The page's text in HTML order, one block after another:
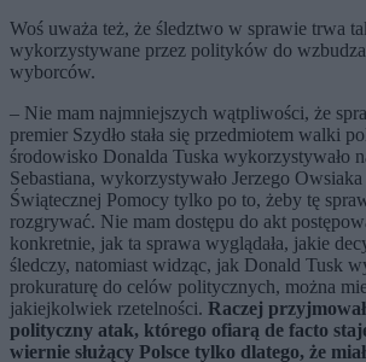
Woś uważa też, że śledztwo w sprawie trwa
wykorzystywane przez polityków do
wyborców.
– Nie mam najmniejszych wątpliwości, że
premier Szydło stała się przedmiotem walki
środowisko Donalda Tuska wykorzystywało
Sebastiana, wykorzystywało Jerzego
Świątecznej Pomocy tylko po to, żeby tę
rozgrywać. Nie mam dostępu do akt
konkretnie, jak ta sprawa wyglądała, jakie
śledczy, natomiast widząc, jak Donald Tusk
prokuraturę do celów politycznych, można
jakiejkolwiek rzetelności. Raczej
polityczny atak, którego ofiarą de facto
wiernie służący Polsce tylko dlatego, że